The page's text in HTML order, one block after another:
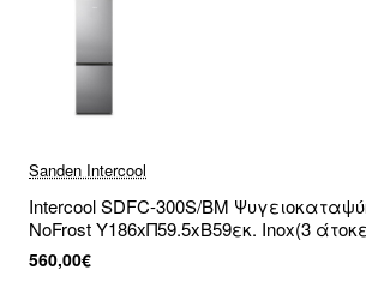
Sanden Intercool
Intercool SDFC-300S/BM
NoFrost Υ186xΠ59.5xΒ59εκ. Inox(3
560,00€